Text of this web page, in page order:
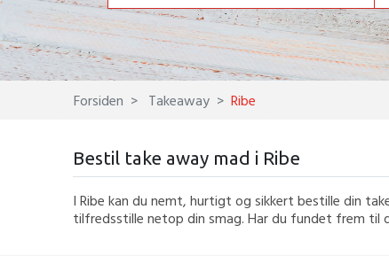
Forsiden Takeaway Ribe
Bestil take away mad i Ribe
I Ribe kan du nemt, hurtigt og sikkert bestille din
tilfredsstille netop din smag. Har du fundet frem til